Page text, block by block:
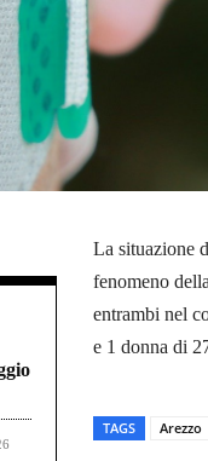
La situazione
fenomeno
entrambi nel
e 1 donna di
TAGS Arezzo